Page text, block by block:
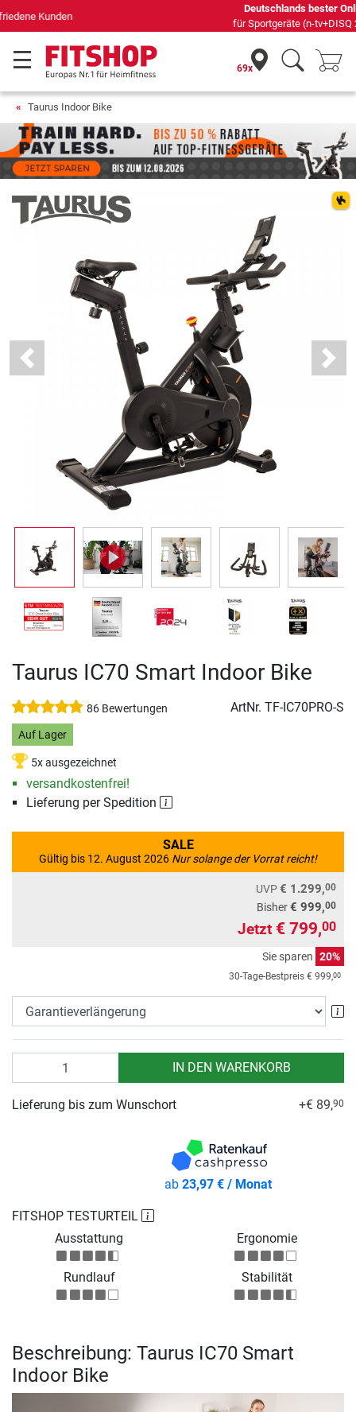
Deutschlands bester Online-Shop
für Sportgeräte (n-tv+DISQ 2016-2024)
69x
Taurus Indoor Bike
Previous Next
Taurus IC70 Smart Indoor Bike
86 Bewertungen ArtNr. TF-IC70PRO-S
Auf Lager
5x ausgezeichnet
versandkostenfrei!
Lieferung per Spedition
SALE
Gültig bis 12. August 2026 Nur solange der Vorrat reicht!
UVP€ 1.299,00
Bisher€ 999,00
Jetzt € 799,00
Sie sparen 20%
30-Tage-Bestpreis € 999,00
IN DEN WARENKORB
FITSHOP TESTURTEIL
Ausstattung
Ergonomie
Rundlauf Stabilität
Lieferung bis zum Wunschort +€ 89,90
ab 23,97 € / Monat
Beschreibung: Taurus IC70 Smart
Indoor Bike